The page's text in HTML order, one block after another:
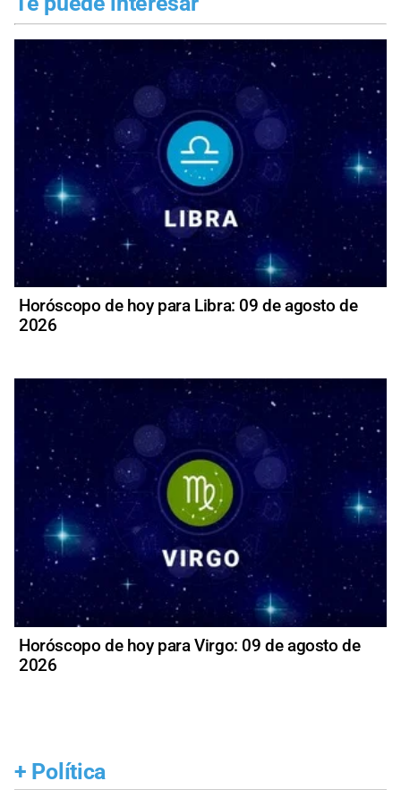
Horóscopo de hoy para Libra: 09 de agosto de
2026
Horóscopo de hoy para Virgo: 09 de agosto de
2026
+ Política